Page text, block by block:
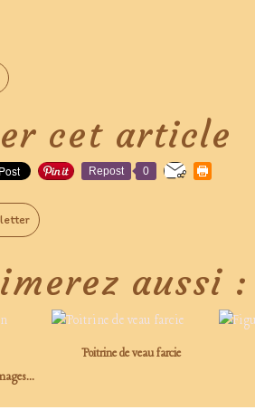
cet article
Repost 0
aussi :
Poitrine de veau farcie